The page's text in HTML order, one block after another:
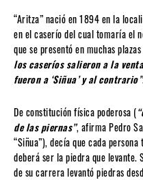
“Aritza” nació en 1894 en la
en el caserío del cual tomaría el
que se presentó en muchas
los caseríos salieron a la
fueron a ‘Siñua’ y al contrario”
De constitución física poderosa (
de las piernas”, afirma Pedro
“Siñua”), decía que cada
deberá ser la piedra que levante.
de su carrera levantó piedras